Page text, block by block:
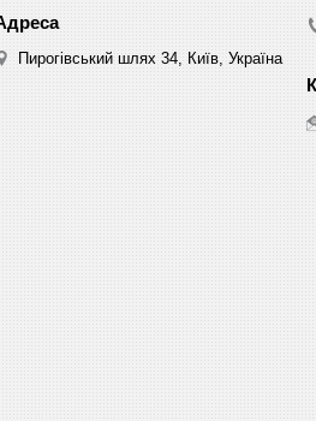
Пирогівський шлях 34, Київ, Україна